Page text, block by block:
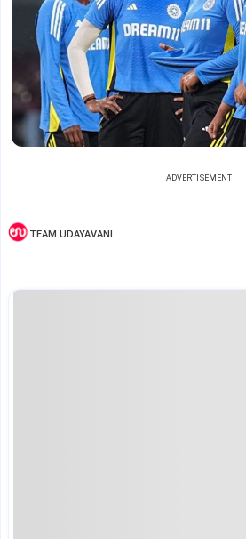
ADVERTISEMENT
TEAM UDAYAVANI